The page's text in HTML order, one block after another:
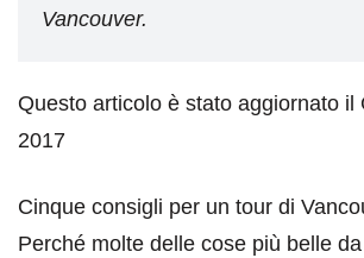
Vancouver.
Questo articolo è stato aggiornato il
2017
Cinque consigli per un tour di
Perché molte delle cose più belle